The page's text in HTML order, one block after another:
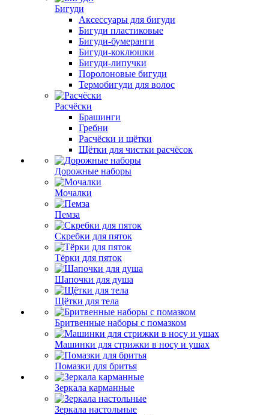
Бигуди
Аксессуары для бигуди
Бигуди пластиковые
Бигуди-бумеранги
Бигуди-коклюшки
Бигуди-липучки
Поролоновые бигуди
Термобигуди для волос
Расчёски
Брашинги
Гребни
Расчёски и щётки
Щётки для чистки расчёсок
Дорожные наборы
Мочалки
Пемза
Скребки для пяток
Тёрки для пяток
Шапочки для душа
Щётки для тела
Бритвенные наборы с помазком
Машинки для стрижки в носу и ушах
Помазки для бритья
Зеркала карманные
Зеркала настольные